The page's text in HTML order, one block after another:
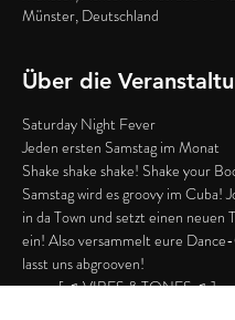
Münster, Deutschland
Über die
Saturday Night Fever
Jeden ersten Samstag im Monat
Shake shake shake! Shake your
Samstag wird es groovy im Cuba!
in da Town und setzt einen neuen
ein! Also versammelt eure
lasst uns abgrooven!
═══ [ ♫ VIBES & TONES ♫